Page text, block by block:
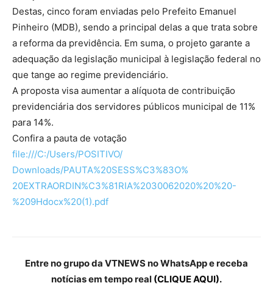
Destas, cinco foram enviadas pelo Prefeito Emanuel
Pinheiro (MDB), sendo a principal delas a que trata sobre
a reforma da previdência. Em suma, o projeto garante a
adequação da legislação municipal à legislação federal no
que tange ao regime previdenciário.
A proposta visa aumentar a alíquota de contribuição
previdenciária dos servidores públicos municipal de 11%
para 14%.
Confira a pauta de votação
file:///C:/Users/POSITIVO/
Downloads/PAUTA%20SESS%C3%83O%
20EXTRAORDIN%C3%81RIA%2030062020%20%20-
%209Hdocx%20(1).pdf
Entre no grupo da VTNEWS no WhatsApp e receba
notícias em tempo real (CLIQUE AQUI).